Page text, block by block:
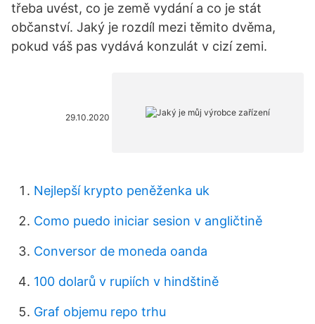
třeba uvést, co je země vydání a co je stát
občanství. Jaký je rozdíl mezi těmito dvěma,
pokud váš pas vydává konzulát v cizí zemi.
29.10.2020
Nejlepší krypto peněženka uk
Como puedo iniciar sesion v angličtině
Conversor de moneda oanda
100 dolarů v rupiích v hindštině
Graf objemu repo trhu